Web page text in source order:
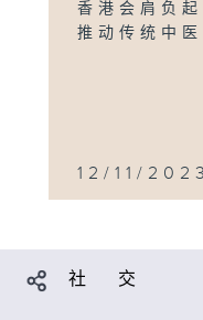
香港会肩负
推动传统中
12/11/2023
社 交